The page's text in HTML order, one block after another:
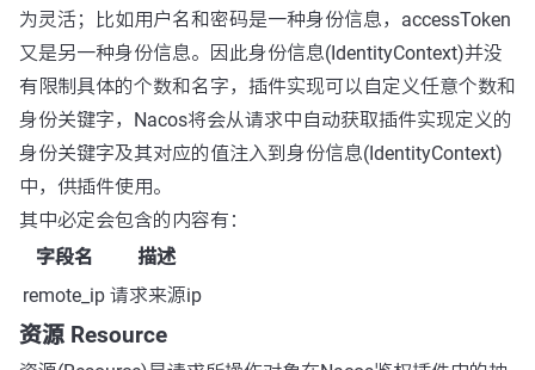
为灵活；比如用户名和密码是一种身份信息，accessToken
又是另一种身份信息。因此身份信息(IdentityContext)并没
有限制具体的个数和名字，插件实现可以自定义任意个数和
身份关键字，Nacos将会从请求中自动获取插件实现定义的
身份关键字及其对应的值注入到身份信息(IdentityContext)
中，供插件使用。
其中必定会包含的内容有：
字段名
描述
remote_ip 请求来源ip
资源 Resource